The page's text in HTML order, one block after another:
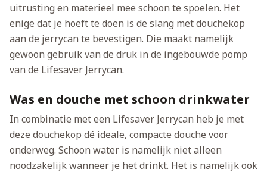
uitrusting en materieel mee schoon te spoelen. Het
enige dat je hoeft te doen is de slang met douchekop
aan de jerrycan te bevestigen. Die maakt namelijk
gewoon gebruik van de druk in de ingebouwde pomp
van de Lifesaver Jerrycan.
Was en douche met schoon drinkwater
In combinatie met een Lifesaver Jerrycan heb je met
deze douchekop dé ideale, compacte douche voor
onderweg. Schoon water is namelijk niet alleen
noodzakelijk wanneer je het drinkt. Het is namelijk ook